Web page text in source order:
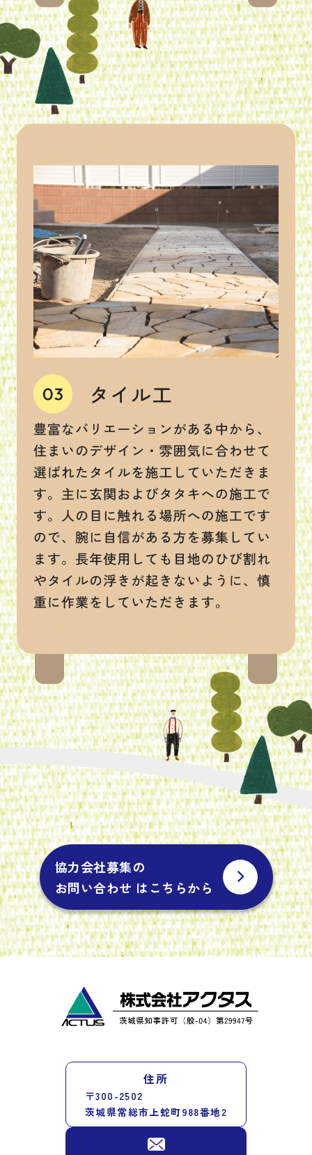
協力会社募集の
お問い合わせ はこちらから
住所
〒300-2502
茨城県常総市上蛇町988番地2